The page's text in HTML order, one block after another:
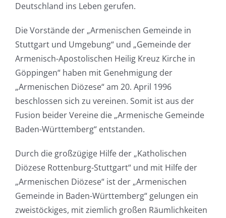
Deutschland ins Leben gerufen.
Die Vorstände der „Armenischen Gemeinde in
Stuttgart und Umgebung“ und „Gemeinde der
Armenisch-Apostolischen Heilig Kreuz Kirche in
Göppingen“ haben mit Genehmigung der
„Armenischen Diözese“ am 20. April 1996
beschlossen sich zu vereinen. Somit ist aus der
Fusion beider Vereine die „Armenische Gemeinde
Baden-Württemberg“ entstanden.
Durch die großzügige Hilfe der „Katholischen
Diözese Rottenburg-Stuttgart“ und mit Hilfe der
„Armenischen Diözese“ ist der „Armenischen
Gemeinde in Baden-Württemberg“ gelungen ein
zweistöckiges, mit ziemlich großen Räumlichkeiten